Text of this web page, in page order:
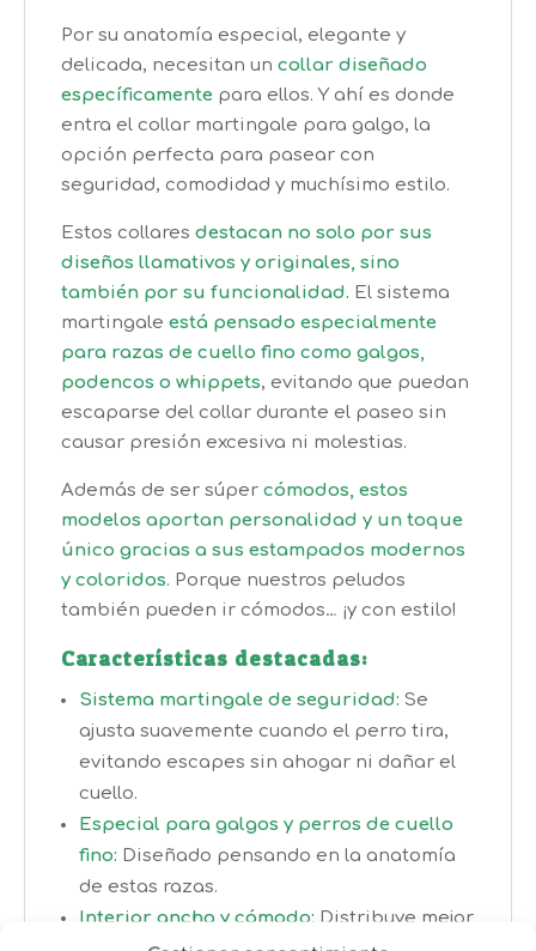
Por su anatomía especial, elegante y
delicada, necesitan un collar diseñado
específicamente para ellos. Y ahí es donde
entra el collar martingale para galgo, la
opción perfecta para pasear con
seguridad, comodidad y muchísimo estilo.
Estos collares destacan no solo por sus
diseños llamativos y originales, sino
también por su funcionalidad. El sistema
martingale está pensado especialmente
para razas de cuello fino como galgos,
podencos o whippets, evitando que puedan
escaparse del collar durante el paseo sin
causar presión excesiva ni molestias.
Además de ser súper cómodos, estos
modelos aportan personalidad y un toque
único gracias a sus estampados modernos
y coloridos. Porque nuestros peludos
también pueden ir cómodos… ¡y con estilo!
Características destacadas:
Sistema martingale de seguridad: Se
ajusta suavemente cuando el perro tira,
evitando escapes sin ahogar ni dañar el
cuello.
Especial para galgos y perros de cuello
fino: Diseñado pensando en la anatomía
de estas razas.
Interior ancho y cómodo: Distribuye mejor